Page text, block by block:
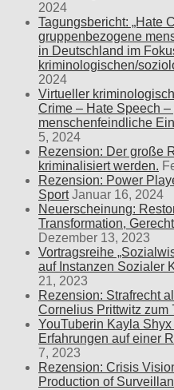
2024
Tagungsbericht: „Hate
gruppenbezogene
in Deutschland im
kriminologischen/
2024
Virtueller
Crime – Hate Speech
menschenfeindliche
5, 2024
Rezension: Der große
kriminalisiert werden.
Rezension: Power
Sport Januar 16, 2024
Neuerscheinung:
Transformation,
Dezember 13, 2023
Vortragsreihe
auf Instanzen Sozialer
21, 2023
Rezension: Strafrecht
Cornelius Prittwitz zum
YouTuberin Kayla
Erfahrungen auf einer
7, 2023
Rezension: Crisis
Production of